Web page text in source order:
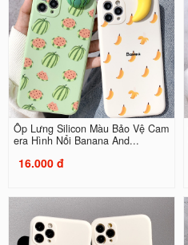
Ốp Lưng Silicon Màu Bảo Vệ Cam
era Hình Nổi Banana And...
16.000 đ